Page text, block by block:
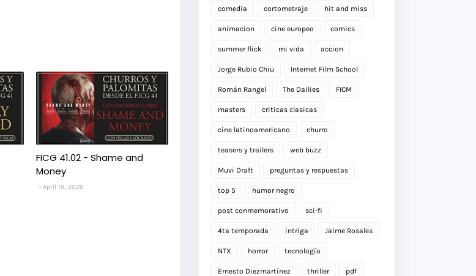
FICG 41.02 - Shame and
Money
April 18, 2026
comedia cortometraje hit and miss
animacion cine europeo comics
summer flick mi vida accion
Jorge Rubio Chiu Internet Film School
Román Rangel The Dailies FICM
masters criticas clasicas
cine latinoamericano churro
teasers y trailers web buzz
Muvi Draft preguntas y respuestas
top 5 humor negro
post conmemorativo sci-fi
4ta temporada intriga Jaime Rosales
NTX horror tecnología
Ernesto Diezmartínez thriller pdf